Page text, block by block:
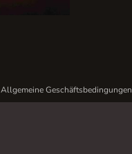
Allgemeine Geschäftsbedingungen